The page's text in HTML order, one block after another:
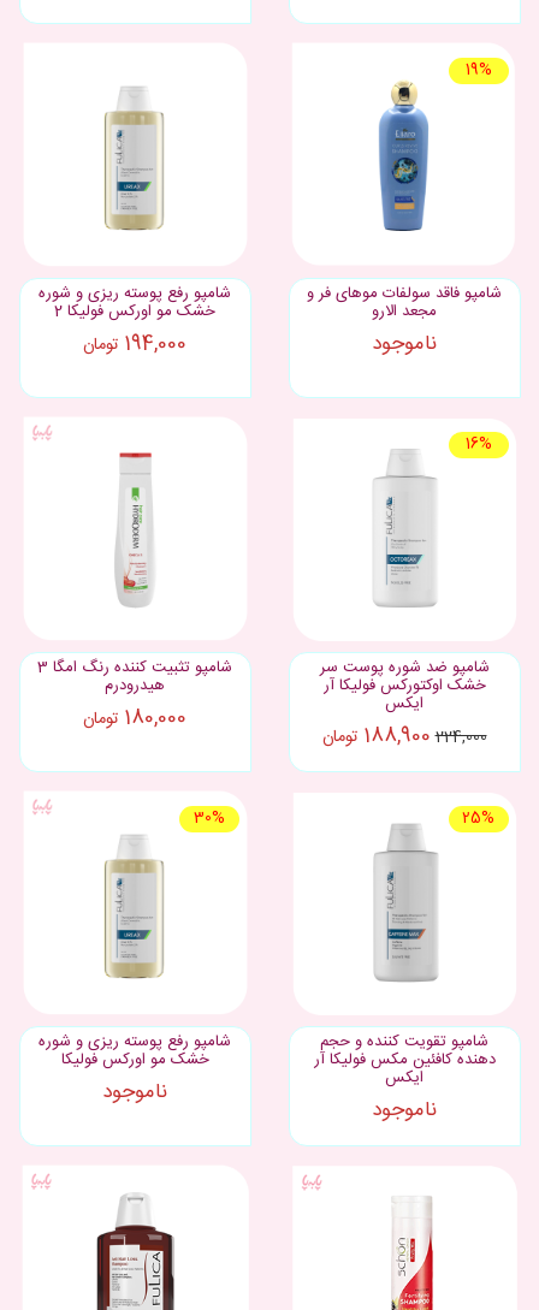
19%
شامپو فاقد سولفات موهای فر و
مجعد الارو
ناموجود
شامپو رفع پوسته ریزی و شوره
خشک مو اورکس فولیکا 2
194,000 تومان
16%
شامپو ضد شوره پوست سر
خشک اوکتورکس فولیکا آر
ایکس
224,000
188,900 تومان
شامپو تثبیت کننده رنگ امگا 3
هیدرودرم
180,000 تومان
25%
شامپو تقویت کننده و حجم
دهنده کافئین مکس فولیکا آر
ایکس
ناموجود
30%
شامپو رفع پوسته ریزی و شوره
خشک مو اورکس فولیکا
ناموجود